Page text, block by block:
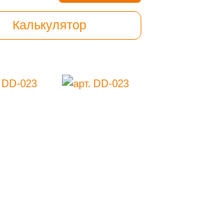
Калькулятор